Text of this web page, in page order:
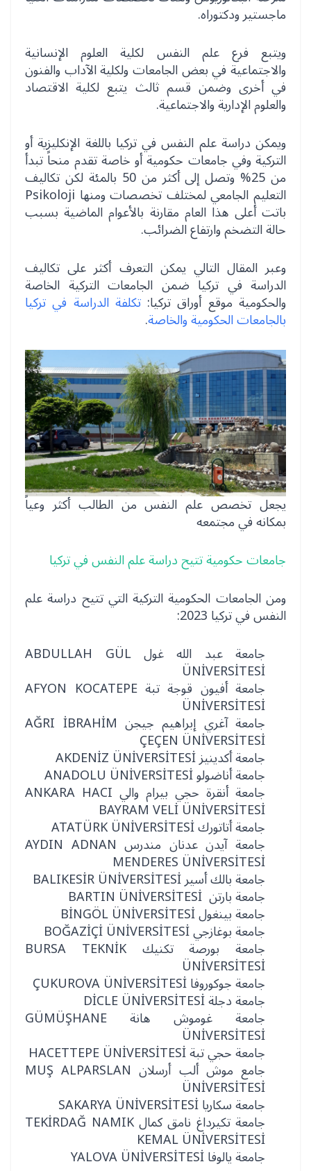
ماجستير ودكتوراه.
ويتبع فرع علم النفس لكلية العلوم الإنسانية
والاجتماعية في بعض الجامعات ولكلية الآداب والفنون
في أخرى وضمن قسم ثالث يتبع لكلية الاقتصاد
والعلوم الإدارية والاجتماعية.
ويمكن دراسة علم النفس في تركيا باللغة الإنكليزية أو
التركية وفي جامعات حكومية أو خاصة تقدم منحاً تبدأ
من 25% وتصل إلى أكثر من 50 بالمئة لكن تكاليف
التعليم الجامعي لمختلف تخصصات ومنها Psikoloji
باتت أعلى هذا العام مقارنة بالأعوام الماضية بسبب
حالة التضخم وارتفاع الضرائب.
وعبر المقال التالي يمكن التعرف أكثر على تكاليف
الدراسة في تركيا ضمن الجامعات التركية الخاصة
والحكومية موقع أوراق تركيا:تكلفة الدراسة في تركيا
بالجامعات الحكومية والخاصة.
يجعل تخصص علم النفس من الطالب أكثر وعياً
بمكانه في مجتمعه
جامعات حكومية تتيح دراسة علم النفس في تركيا
ومن الجامعات الحكومية التركية التي تتيح دراسة علم
النفس في تركيا 2023:
جامعة عبد الله غول ABDULLAH GÜL
ÜNİVERSİTESİ
جامعة أفيون قوجة تبة AFYON KOCATEPE
ÜNİVERSİTESİ
جامعة آغري إبراهيم جيجن AĞRI İBRAHİM
ÇEÇEN ÜNİVERSİTESİ
جامعة أكدينيز AKDENİZ ÜNİVERSİTESİ
جامعة أناضولو ANADOLU ÜNİVERSİTESİ
جامعة أنقرة حجي بيرام والي ANKARA HACI
BAYRAM VELİ ÜNİVERSİTESİ
جامعة أتاتورك ATATÜRK ÜNİVERSİTESİ
جامعة آيدن عدنان مندرس AYDIN ADNAN
MENDERES ÜNİVERSİTESİ
جامعة بالك أسير BALIKESİR ÜNİVERSİTESİ
جامعة بارتن BARTIN ÜNİVERSİTESİ
جامعة بينغول BİNGÖL ÜNİVERSİTESİ
جامعة بوغازجي BOĞAZİÇİ ÜNİVERSİTESİ
جامعة بورصة تكنيك BURSA TEKNİK
ÜNİVERSİTESİ
جامعة جوكوروفا ÇUKUROVA ÜNİVERSİTESİ
جامعة دجلة DİCLE ÜNİVERSİTESİ
جامعة غوموش هانة GÜMÜŞHANE
ÜNİVERSİTESİ
جامعة حجي تبة HACETTEPE ÜNİVERSİTESİ
جامع موش ألب أرسلان MUŞ ALPARSLAN
ÜNİVERSİTESİ
جامعة سكاريا SAKARYA ÜNİVERSİTESİ
جامعة تكيرداغ نامق كمال TEKİRDAĞ NAMIK
KEMAL ÜNİVERSİTESİ
جامعة يالوفا YALOVA ÜNİVERSİTESİ